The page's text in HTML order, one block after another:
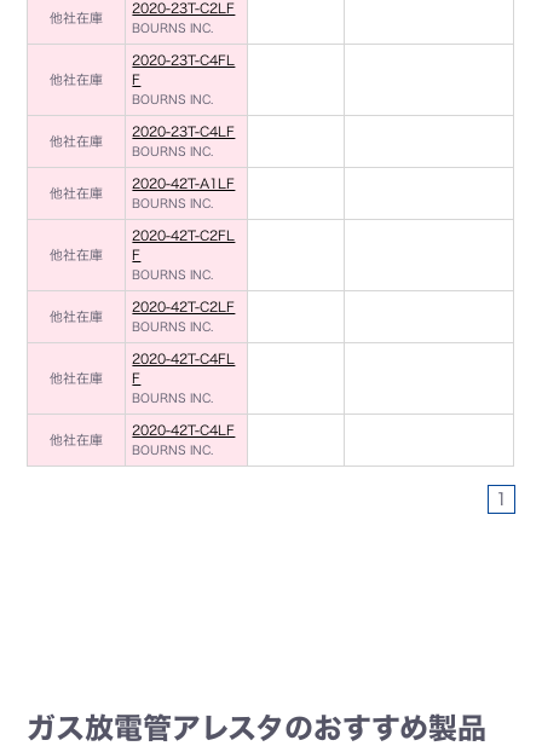
他社在庫
2020-23T-C2LF
BOURNS INC.
他社在庫
2020-23T-C4FL
F
BOURNS INC.
他社在庫
2020-23T-C4LF
BOURNS INC.
他社在庫
2020-42T-A1LF
BOURNS INC.
他社在庫
2020-42T-C2FL
F
BOURNS INC.
他社在庫
2020-42T-C2LF
BOURNS INC.
他社在庫
2020-42T-C4FL
F
BOURNS INC.
他社在庫
2020-42T-C4LF
BOURNS INC.
1
ガス放電管アレスタのおすすめ製品